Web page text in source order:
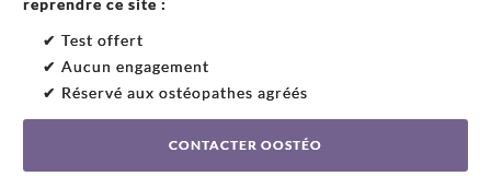
✔ Test offert
✔ Aucun engagement
✔ Réservé aux ostéopathes agréés
CONTACTER OOSTÉO